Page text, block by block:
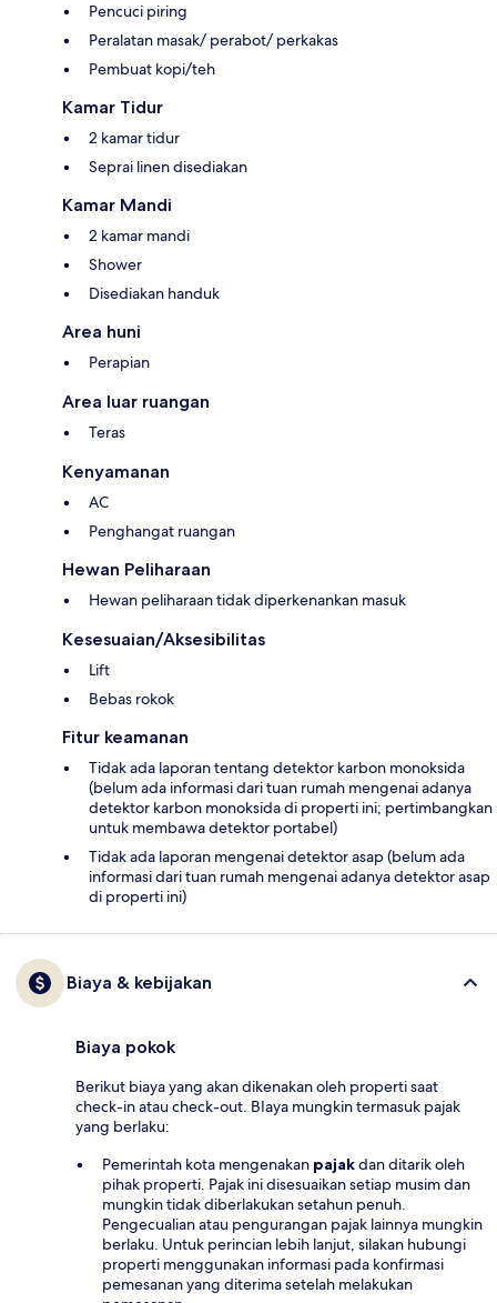
Pencuci piring
Peralatan masak/ perabot/ perkakas
Pembuat kopi/teh
Kamar Tidur
2 kamar tidur
Seprai linen disediakan
Kamar Mandi
2 kamar mandi
Shower
Disediakan handuk
Area huni
Perapian
Area luar ruangan
Teras
Kenyamanan
AC
Penghangat ruangan
Hewan Peliharaan
Hewan peliharaan tidak diperkenankan masuk
Kesesuaian/Aksesibilitas
Lift
Bebas rokok
Fitur keamanan
Tidak ada laporan tentang detektor karbon monoksida
(belum ada informasi dari tuan rumah mengenai adanya
detektor karbon monoksida di properti ini; pertimbangkan
untuk membawa detektor portabel)
Tidak ada laporan mengenai detektor asap (belum ada
informasi dari tuan rumah mengenai adanya detektor asap
di properti ini)
Biaya & kebijakan
Biaya pokok
Berikut biaya yang akan dikenakan oleh properti saat
check-in atau check-out. BIaya mungkin termasuk pajak
yang berlaku:
Pemerintah kota mengenakan pajakdan ditarik oleh
pihak properti. Pajak ini disesuaikan setiap musim dan
mungkin tidak diberlakukan setahun penuh.
Pengecualian atau pengurangan pajak lainnya mungkin
berlaku. Untuk perincian lebih lanjut, silakan hubungi
properti menggunakan informasi pada konfirmasi
pemesanan yang diterima setelah melakukan